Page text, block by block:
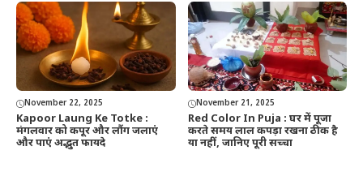
November 22, 2025
Kapoor Laung Ke Totke :
मंगलवार को कपूर और लौंग जलाएं
और पाएं अद्भुत फायदे
November 21, 2025
Red Color In Puja : घर में पूजा
करते समय लाल कपड़ा रखना ठीक है
या नहीं, जानिए पूरी सच्चा